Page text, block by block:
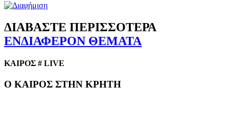
ΔΙΑΒΑΣΤΕ ΠΕΡΙΣΣΟΤΕΡΑ
ΕΝΔΙΑΦΕΡΟΝ ΘΕΜΑΤΑ
ΚΑΙΡΟΣ # LIVE
Ο ΚΑΙΡΟΣ ΣΤΗΝ ΚΡΗΤΗ